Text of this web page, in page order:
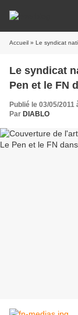
Accueil » Le syndicat
Le syndicat
Pen et le FN
Publié le 03/05/2011
Par DIABLO